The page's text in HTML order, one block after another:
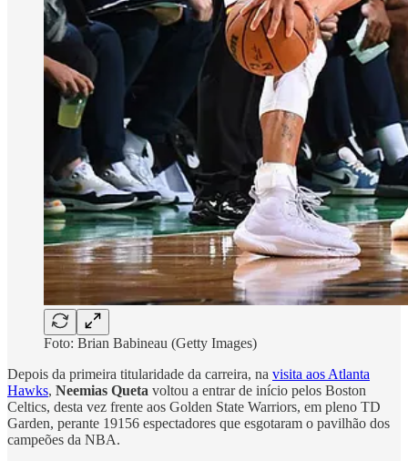
Foto: Brian Babineau (Getty Images)
Depois da primeira titularidade da carreira, na visita aos Atlanta
Hawks, Neemias Queta voltou a entrar de início pelos Boston
Celtics, desta vez frente aos Golden State Warriors, em pleno TD
Garden, perante 19156 espectadores que esgotaram o pavilhão dos
campeões da NBA.